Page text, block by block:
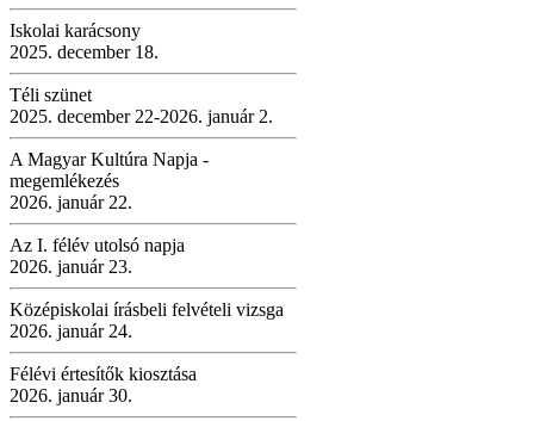
Iskolai karácsony
2025. december 18.
Téli szünet
2025. december 22-2026. január 2.
A Magyar Kultúra Napja -
megemlékezés
2026. január 22.
Az I. félév utolsó napja
2026. január 23.
Középiskolai írásbeli felvételi vizsga
2026. január 24.
Félévi értesítők kiosztása
2026. január 30.